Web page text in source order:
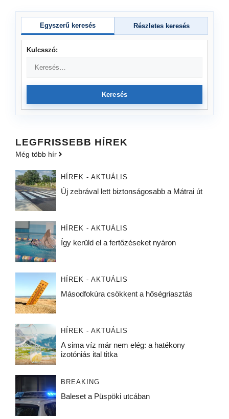
Egyszerű keresés Részletes keresés
Kulcsszó:
Keresés
LEGFRISSEBB HÍREK
Még több hír
HÍREK - AKTUÁLIS
Új zebrával lett biztonságosabb a Mátrai út
HÍREK - AKTUÁLIS
Így kerüld el a fertőzéseket nyáron
HÍREK - AKTUÁLIS
Másodfokúra csökkent a hőségriasztás
HÍREK - AKTUÁLIS
A sima víz már nem elég: a hatékony
izotóniás ital titka
BREAKING
Baleset a Püspöki utcában